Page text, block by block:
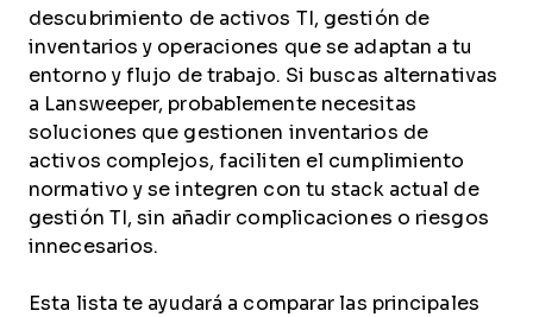
descubrimiento de activos TI, gestión de
inventarios y operaciones que se adaptan a tu
entorno y flujo de trabajo. Si buscas alternativas
a Lansweeper, probablemente necesitas
soluciones que gestionen inventarios de
activos complejos, faciliten el cumplimiento
normativo y se integren con tu stack actual de
gestión TI, sin añadir complicaciones o riesgos
innecesarios.
Esta lista te ayudará a comparar las principales